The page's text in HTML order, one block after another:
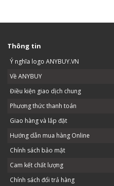
Thông tin
Ý nghĩa logo ANYBUY.VN
Về ANYBUY
Điều kiện giao dịch chung
Phương thức thanh toán
Giao hàng và lắp đặt
Hướng dẫn mua hàng Online
Chính sách bảo mật
Cam kết chất lượng
Chính sách đổi trả hàng